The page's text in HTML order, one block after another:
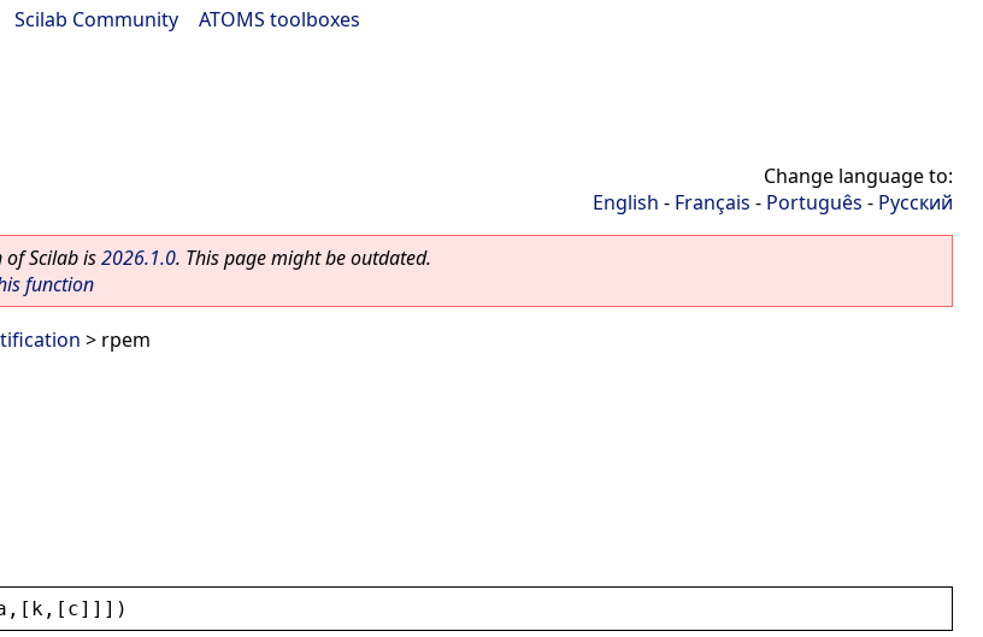
Scilab Community ATOMS toolboxes
Change language to:
English - Français - Português - Русский
Scilab is2026.1.0. This page might be outdated.
function
> rpem
,[ k ,[ c]]])